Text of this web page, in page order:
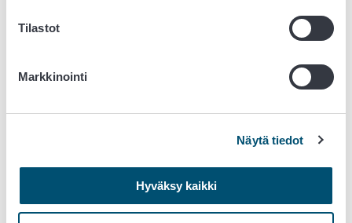
Tilastot
Markkinointi
Näytä tiedot
Hyväksy kaikki
Ruokaviraston tutkimuspostereihin sekä keskustella
tutkimusaiheista vastaavan tutkijan kanssa.
Tutustu
Tiedepäivästä myös twiitattiin aihetunnisteella
Lisää tietoa Ruokaviraston tutkimustoiminnasta löydät
Avainsanat